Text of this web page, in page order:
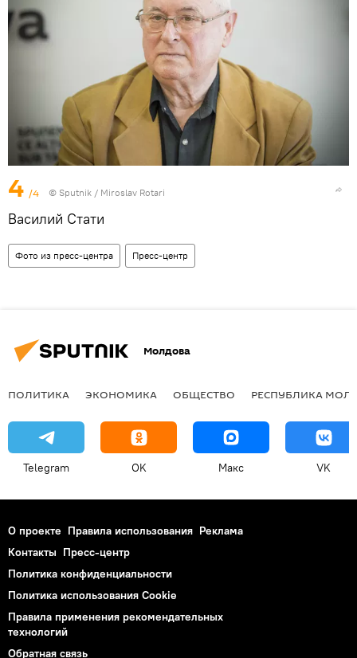
4 /4 © Sputnik / Miroslav Rotari
Василий Стати
Фото из пресс-центра Пресс-центр
Молдова
ПОЛИТИКА ЭКОНОМИКА ОБЩЕСТВО РЕСПУБЛИКА
Telegram OK Макс VK
О проекте Правила использования Реклама
Контакты Пресс-центр
Политика конфиденциальности
Политика использования Cookie
Правила применения рекомендательных
технологий
Обратная связь